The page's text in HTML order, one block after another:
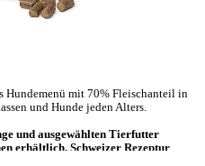
Hunde­menü mit 70% Fleisch­anteil in
und Hunde jeden Alters.
und ausgewählten Tierfutter
erhältlich. Schweizer Rezeptur